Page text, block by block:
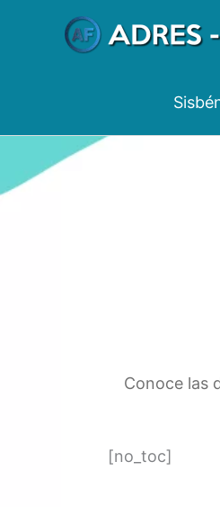
Conoce las
[no_toc]